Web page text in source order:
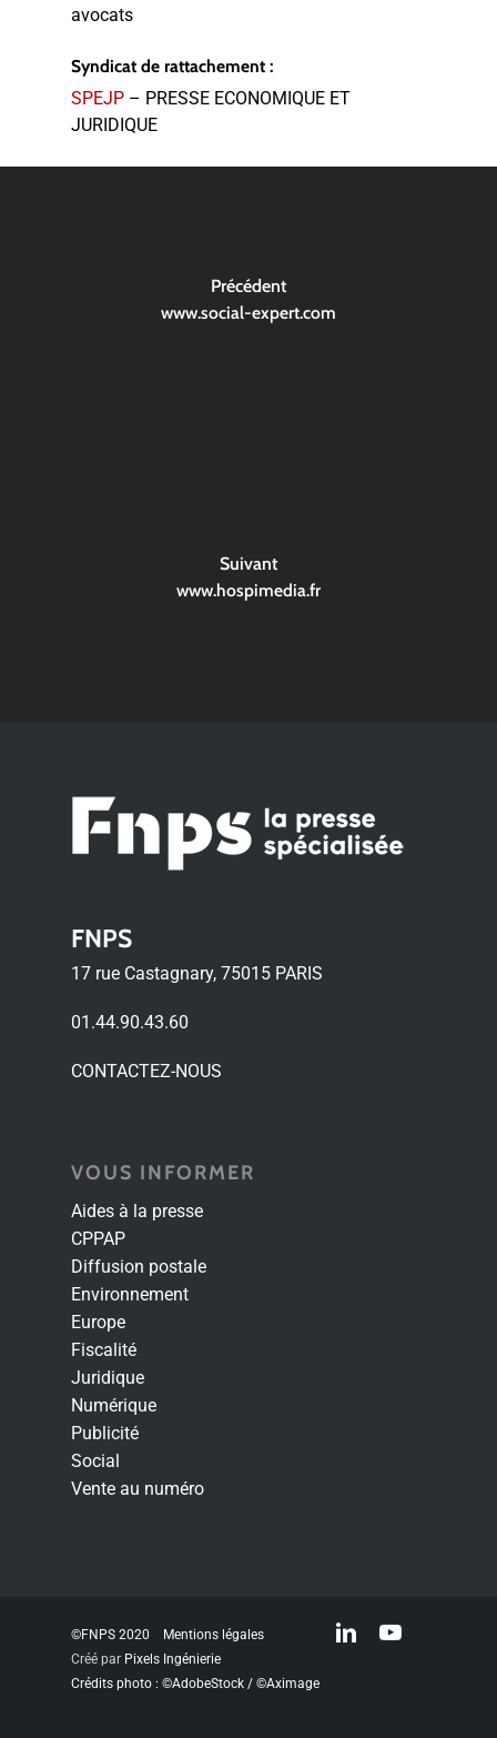
avocats
Syndicat de rattachement :
SPEJP – PRESSE ECONOMIQUE ET
JURIDIQUE
Précédent
www.social-expert.com
Suivant
www.hospimedia.fr
FNPS
17 rue Castagnary, 75015 PARIS
01.44.90.43.60
CONTACTEZ-NOUS
VOUS INFORMER
Aides à la presse
CPPAP
Diffusion postale
Environnement
Europe
Fiscalité
Juridique
Numérique
Publicité
Social
Vente au numéro
©FNPS 2020
Mentions légales
Créé par Pixels Ingénierie
Crédits photo : ©AdobeStock / ©Aximage
linkedinyoutube